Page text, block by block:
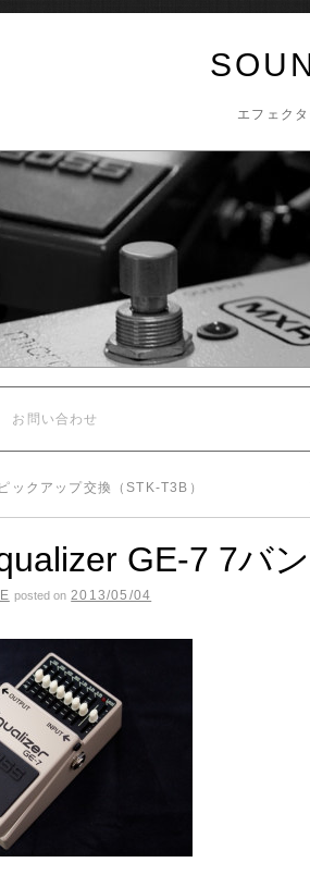
エフェク
お問い合わせ
ックアップ交換（STK-T3B）
GE-7 7バ
posted on 2013/05/04